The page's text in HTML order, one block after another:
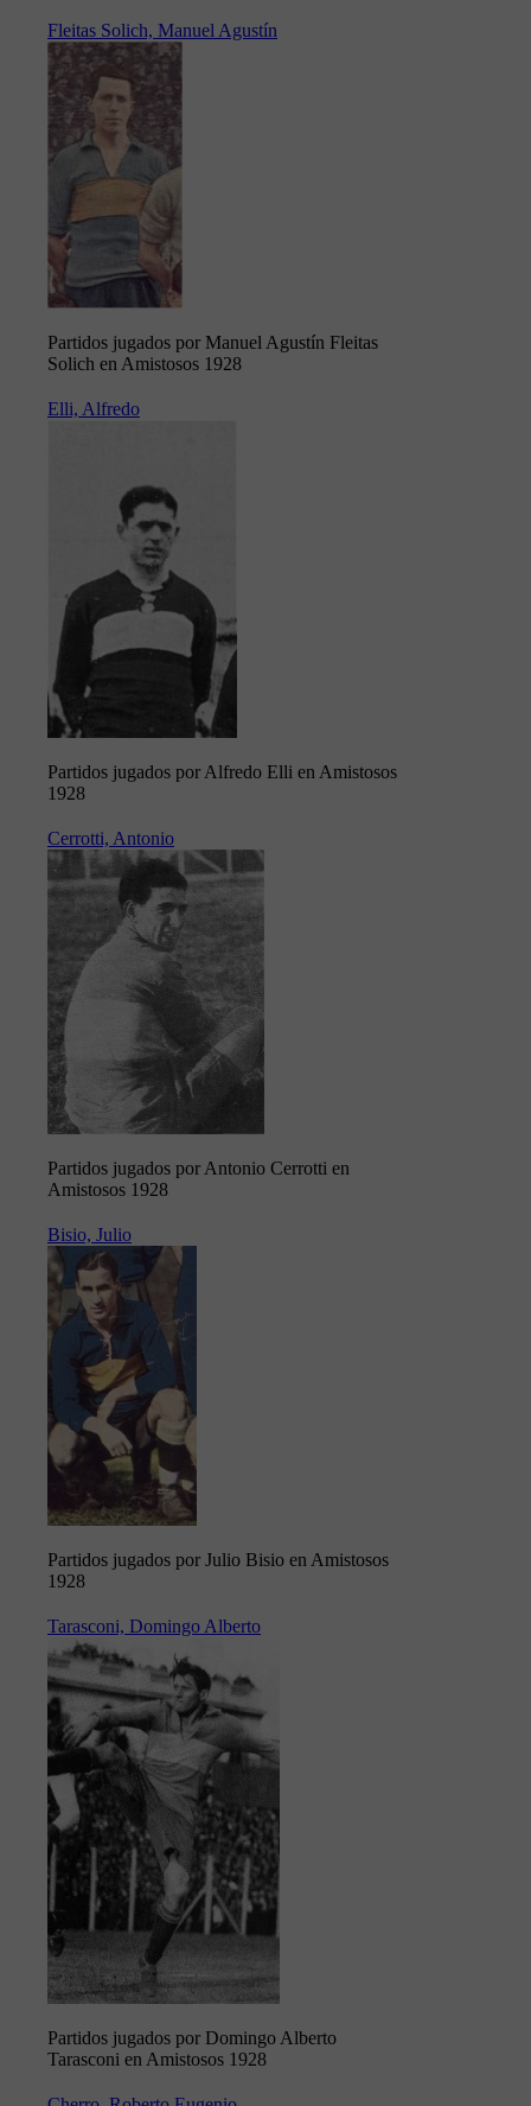
Fleitas Solich, Manuel Agustín
Partidos jugados por Manuel Agustín Fleitas
Solich en Amistosos 1928
Elli, Alfredo
Partidos jugados por Alfredo Elli en Amistosos
1928
Cerrotti, Antonio
Partidos jugados por Antonio Cerrotti en
Amistosos 1928
Bisio, Julio
Partidos jugados por Julio Bisio en Amistosos
1928
Tarasconi, Domingo Alberto
Partidos jugados por Domingo Alberto
Tarasconi en Amistosos 1928